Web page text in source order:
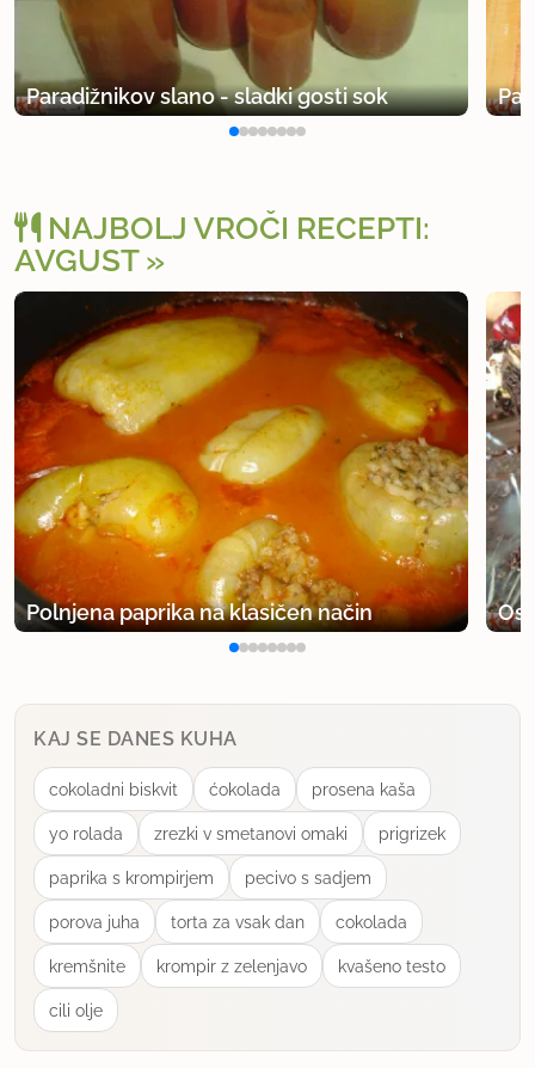
Paradižnikov slano - sladki gosti sok
NAJBOLJ VROČI RECEPTI:
AVGUST
Polnjena paprika na klasičen način
KAJ SE DANES KUHA
cokoladni biskvit ćokolada prosena kaša
yo rolada zrezki v smetanovi omaki prigrizek
paprika s krompirjem pecivo s sadjem
porova juha torta za vsak dan cokolada
kremšnite krompir z zelenjavo kvašeno testo
cili olje